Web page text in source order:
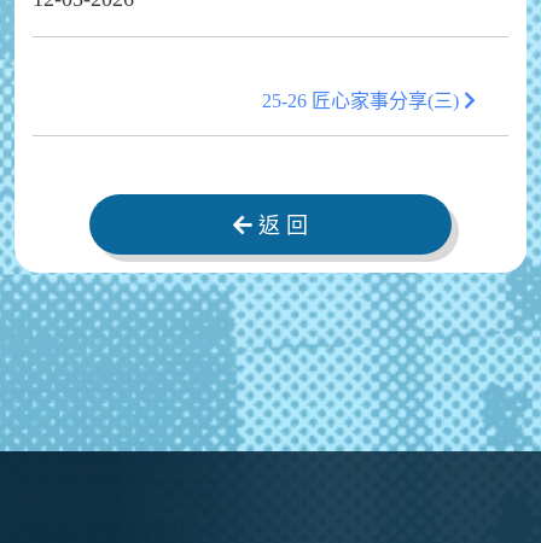
25-26 匠心家事分享(三)
返 回